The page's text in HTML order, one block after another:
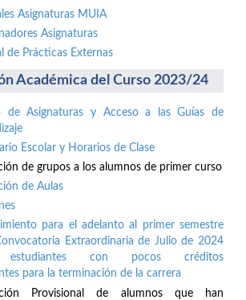
Asignaturas MUIA
Asignaturas
de Prácticas Externas
Académica del Curso 2023/24
de Asignaturas y Acceso a las Guías de
Escolar y Horarios de Clase
de grupos a los alumnos de primer curso
de Aulas
para el adelanto al primer semestre
Extraordinaria de Julio de 2024
estudiantes con pocos créditos
para la terminación de la carrera
Provisional de alumnos que han